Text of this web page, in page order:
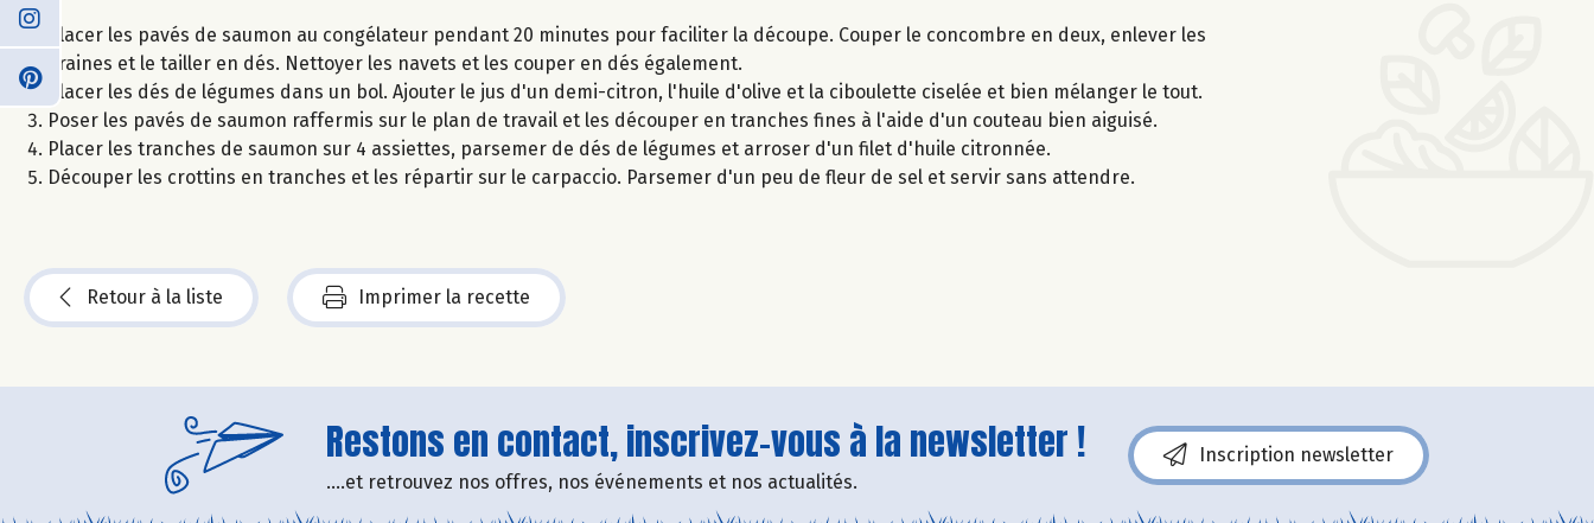
Placer les pavés de saumon au congélateur pendant 20 minutes pour faciliter la découpe. Couper le concombre en deux, enlever les
graines et le tailler en dés. Nettoyer les navets et les couper en dés également.
Placer les dés de légumes dans un bol. Ajouter le jus d'un demi-citron, l'huile d'olive et la ciboulette ciselée et bien mélanger le tout.
Poser les pavés de saumon raffermis sur le plan de travail et les découper en tranches fines à l'aide d'un couteau bien aiguisé.
Placer les tranches de saumon sur 4 assiettes, parsemer de dés de légumes et arroser d'un filet d'huile citronnée.
Découper les crottins en tranches et les répartir sur le carpaccio. Parsemer d'un peu de fleur de sel et servir sans attendre.
Retour à la liste Imprimer la recette
Restons en contact, inscrivez-vous à la newsletter !
....et retrouvez nos offres, nos événements et nos actualités.
Inscription newsletter